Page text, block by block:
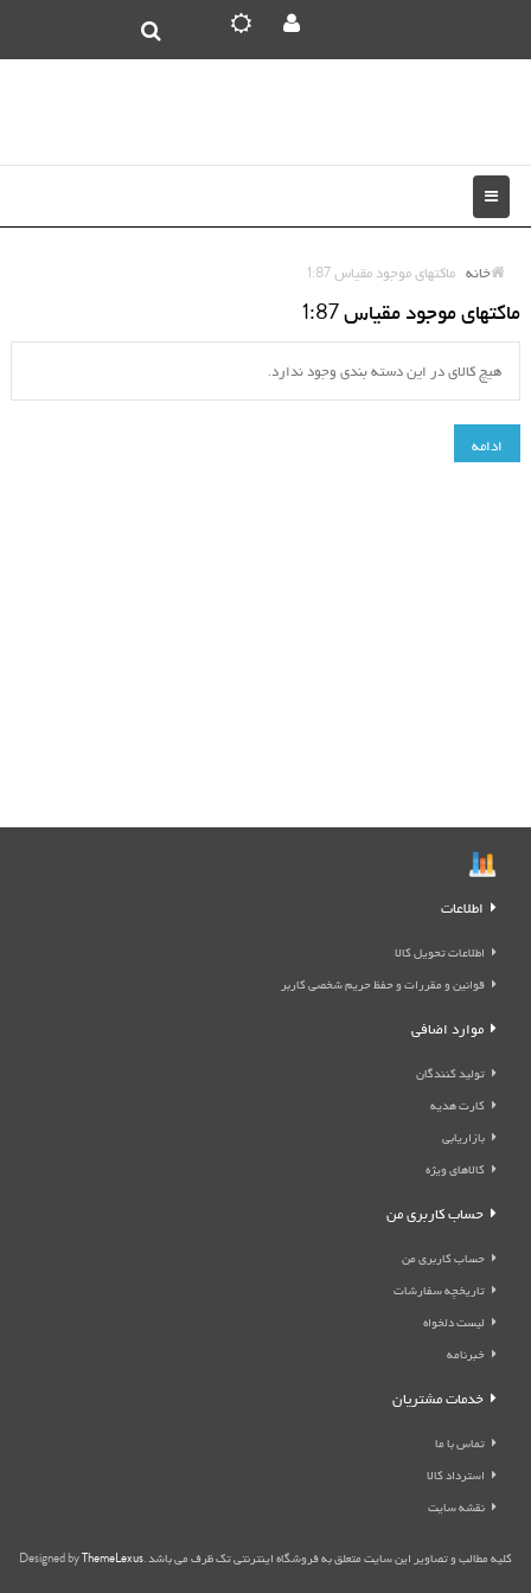
خانه ماکتهای موجود مقیاس 1:87
ماکتهای موجود مقیاس 1:87
هیچ کالای در این دسته بندی وجود ندارد.
ادامه
اطلاعات
اطلاعات تحویل کالا
قوانین و مقررات و حفظ حریم شخصی کاربر
موارد اضافی
تولید کنندگان
کارت هدیه
بازاریابی
کالاهای ویژه
حساب کاربری من
حساب کاربری من
تاریخچه سفارشات
لیست دلخواه
خبرنامه
خدمات مشتریان
تماس با ما
استرداد کالا
نقشه سایت
کلیه مطالب و تصاویر این سایت متعلق به فروشگاه اینترنتی تک ظرف می باشد .Designed byThemeLexus